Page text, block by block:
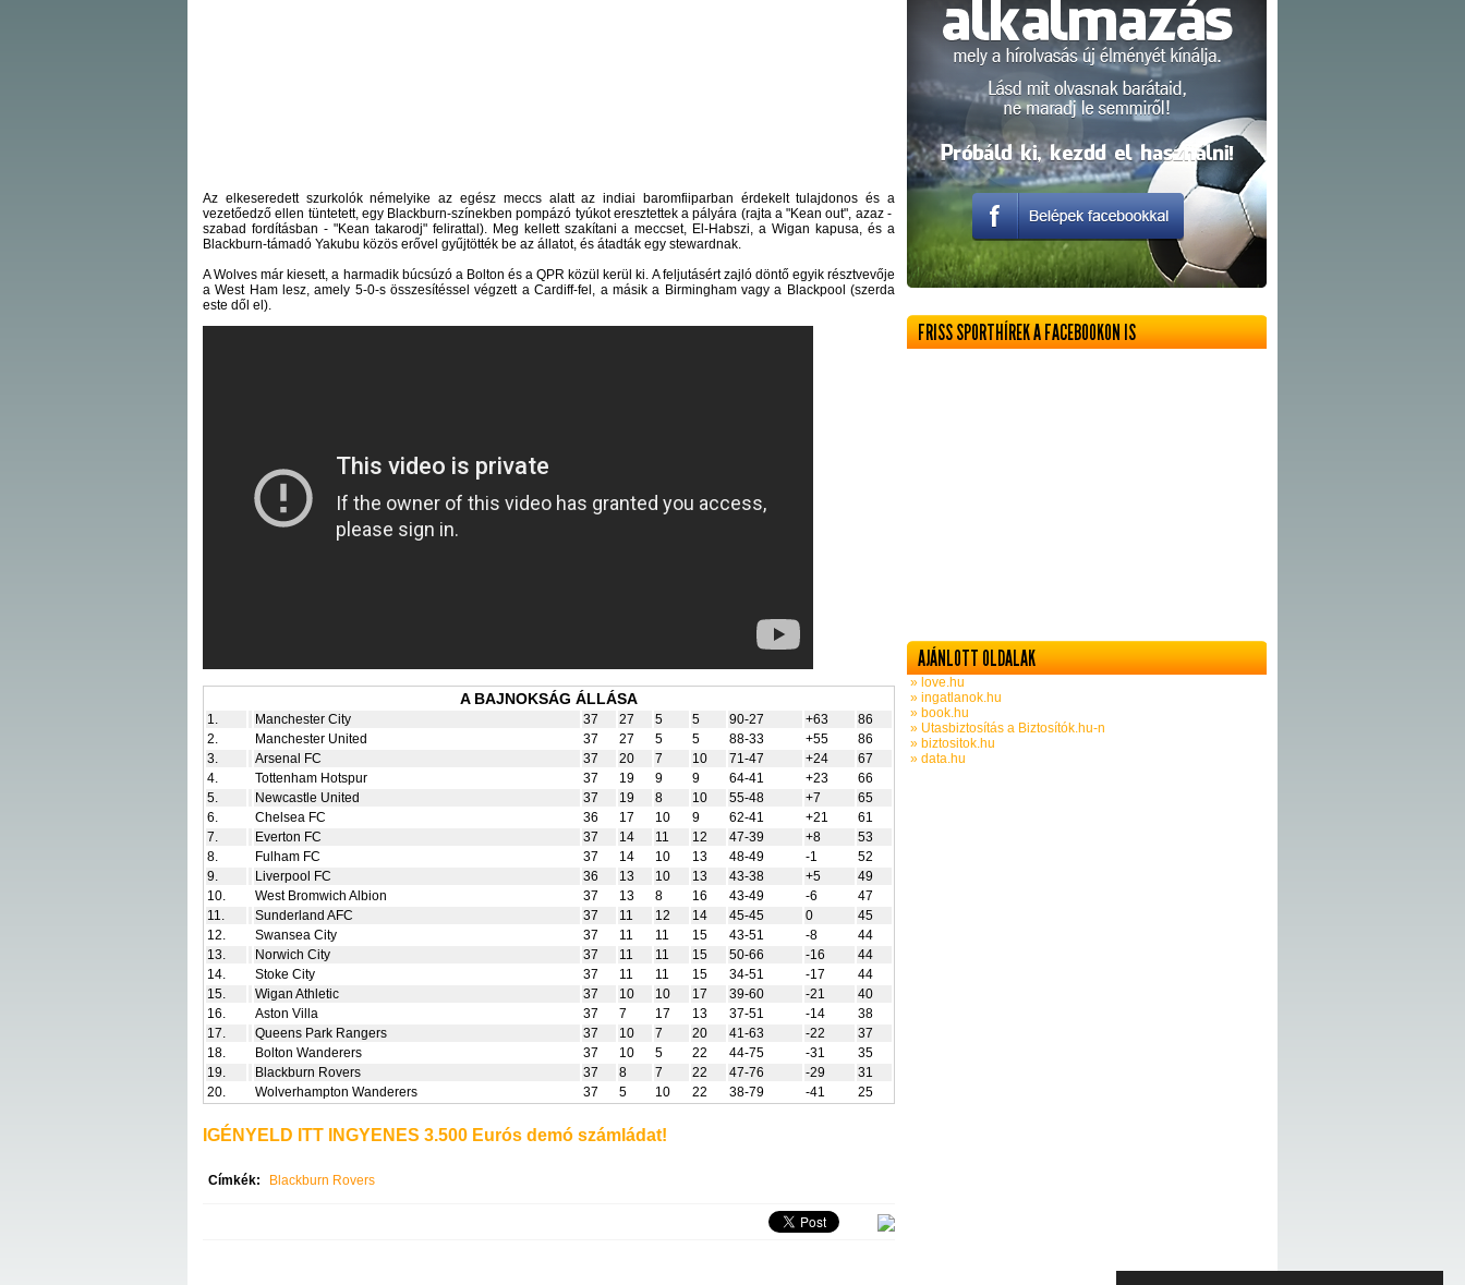
Az elkeseredett szurkolók némelyike az egész meccs alatt az indiai baromfiiparban érdekelt tulajdonos és a
vezetőedző ellen tüntetett, egy Blackburn-színekben pompázó tyúkot eresztettek a pályára (rajta a "Kean out", azaz -
szabad fordításban - "Kean takarodj" felirattal). Meg kellett szakítani a meccset, El-Habszi, a Wigan kapusa, és a
Blackburn-támadó Yakubu közös erővel gyűjtötték be az állatot, és átadták egy stewardnak.
A Wolves már kiesett, a harmadik búcsúzó a Bolton és a QPR közül kerül ki. A feljutásért zajló döntő egyik résztvevője
a West Ham lesz, amely 5-0-s összesítéssel végzett a Cardiff-fel, a másik a Birmingham vagy a Blackpool (szerda
este dől el).
A BAJNOKSÁG ÁLLÁSA
1. Manchester City 37 27 5 5 90-27 +63
86
2.
Manchester United 37 27 5 5 88-33 +55
86
3.
Arsenal FC 37 20 7 10 71-47 +24
67
4.
Tottenham Hotspur 37 19 9 9 64-41 +23
66
5.
Newcastle United 37 19 8 10 55-48 +7
65
6.
Chelsea FC 36 17 10 9 62-41 +21
61
7.
Everton FC 37 14 11 12 47-39 +8
53
8.
Fulham FC 37 14 10 13 48-49 -1
52
9.
Liverpool FC 36 13 10 13 43-38 +5
49
10.
West Bromwich Albion 37 13 8 16 43-49 -6
47
11.
Sunderland AFC 37 11 12 14 45-45 0
45
12.
Swansea City 37 11 11 15 43-51 -8
44
13.
Norwich City 37 11 11 15 50-66 -16
44
14.
Stoke City 37 11 11 15 34-51 -17
44
15.
Wigan Athletic 37 10 10 17 39-60 -21
40
16.
Aston Villa 37 7 17 13 37-51 -14
38
17.
Queens Park Rangers 37 10 7 20 41-63 -22
37
18.
Bolton Wanderers 37 10 5 22 44-75 -31
35
19.
Blackburn Rovers 37 8 7 22 47-76 -29
31
20.
Wolverhampton Wanderers 37 5 10 22 38-79 -41 25
IGÉNYELD ITT INGYENES 3.500 Eurós demó számládat!
Címkék: Blackburn Rovers
FRISS SPORTHÍREK A FACEBOOKON IS
AJÁNLOTT OLDALAK
» love.hu
» ingatlanok.hu
» book.hu
» Utasbiztosítás a Biztosítók.hu-n
» biztositok.hu
» data.hu